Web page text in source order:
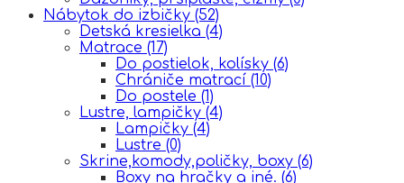
Nábytok do izbičky (52)
Detská kresielka (4)
Matrace (17)
Do postielok, kolísky (6)
Chrániče matrací (10)
Do postele (1)
Lustre, lampičky (4)
Lampičky (4)
Lustre (0)
Skrine,komody,poličky, boxy (6)
Boxy na hračky a iné. (6)